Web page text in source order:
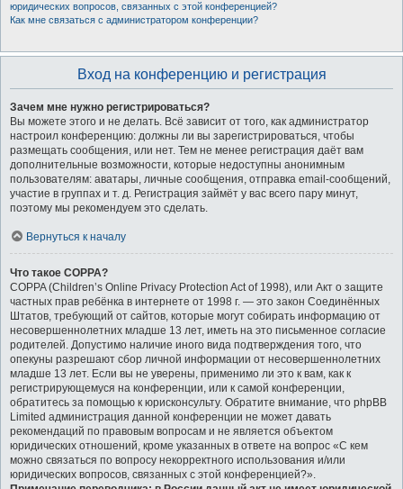
юридических вопросов, связанных с этой конференцией?
Как мне связаться с администратором конференции?
Вход на конференцию и регистрация
Зачем мне нужно регистрироваться?
Вы можете этого и не делать. Всё зависит от того, как администратор
настроил конференцию: должны ли вы зарегистрироваться, чтобы
размещать сообщения, или нет. Тем не менее регистрация даёт вам
дополнительные возможности, которые недоступны анонимным
пользователям: аватары, личные сообщения, отправка email-сообщений,
участие в группах и т. д. Регистрация займёт у вас всего пару минут,
поэтому мы рекомендуем это сделать.
Вернуться к началу
Что такое COPPA?
COPPA (Children’s Online Privacy Protection Act of 1998), или Акт о защите
частных прав ребёнка в интернете от 1998 г. — это закон Соединённых
Штатов, требующий от сайтов, которые могут собирать информацию от
несовершеннолетних младше 13 лет, иметь на это письменное согласие
родителей. Допустимо наличие иного вида подтверждения того, что
опекуны разрешают сбор личной информации от несовершеннолетних
младше 13 лет. Если вы не уверены, применимо ли это к вам, как к
регистрирующемуся на конференции, или к самой конференции,
обратитесь за помощью к юрисконсульту. Обратите внимание, что phpBB
Limited администрация данной конференции не может давать
рекомендаций по правовым вопросам и не является объектом
юридических отношений, кроме указанных в ответе на вопрос «С кем
можно связаться по вопросу некорректного использования и/или
юридических вопросов, связанных с этой конференцией?».